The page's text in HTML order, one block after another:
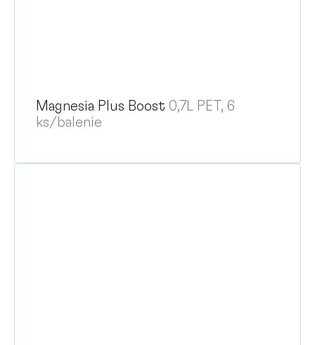
Magnesia Plus Boost 0,7L PET, 6
ks/balenie